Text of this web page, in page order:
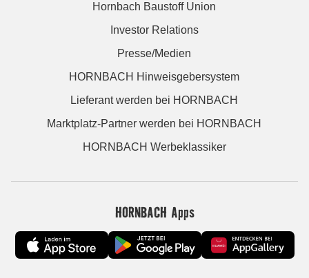
Hornbach Baustoff Union
Investor Relations
Presse/Medien
HORNBACH Hinweisgebersystem
Lieferant werden bei HORNBACH
Marktplatz-Partner werden bei HORNBACH
HORNBACH Werbeklassiker
HORNBACH Apps